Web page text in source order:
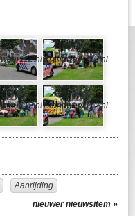
Aanrijding
nieuwer nieuwsitem »